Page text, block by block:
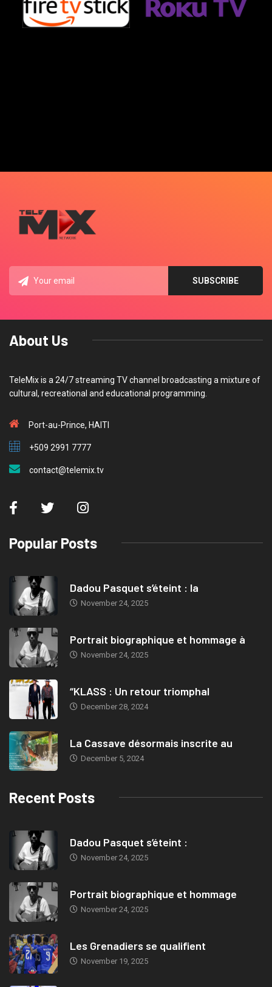
About Us
TeleMix is a 24/7 streaming TV channel broadcasting a mixture of
cultural, recreational and educational programming.
Port-au-Prince, HAITI
+509 2991 7777
contact@telemix.tv
Popular Posts
Dadou Pasquet s’éteint : la
November 24, 2025
Portrait biographique et hommage à
November 24, 2025
“KLASS : Un retour triomphal
December 28, 2024
La Cassave désormais inscrite au
December 5, 2024
Recent Posts
Dadou Pasquet s’éteint :
November 24, 2025
Portrait biographique et hommage
November 24, 2025
Les Grenadiers se qualifient
November 19, 2025